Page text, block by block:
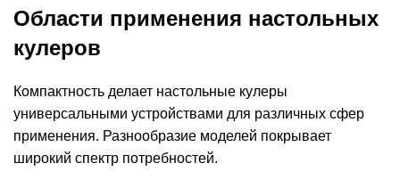
Области применения настольных
кулеров
Компактность делает настольные кулеры
универсальными устройствами для различных сфер
применения. Разнообразие моделей покрывает
широкий спектр потребностей.